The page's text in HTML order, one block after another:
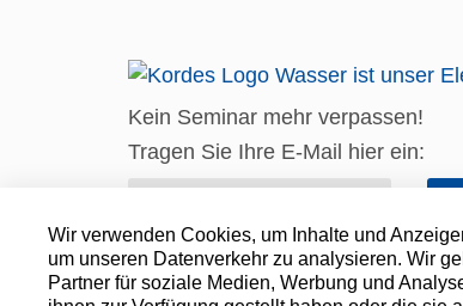
Kein Seminar mehr verpassen!
Tragen Sie Ihre E-Mail hier ein:
Wir verwenden Cookies, um Inhalte und
um unseren Datenverkehr zu analysieren. Wir
Partner für soziale Medien, Werbung und